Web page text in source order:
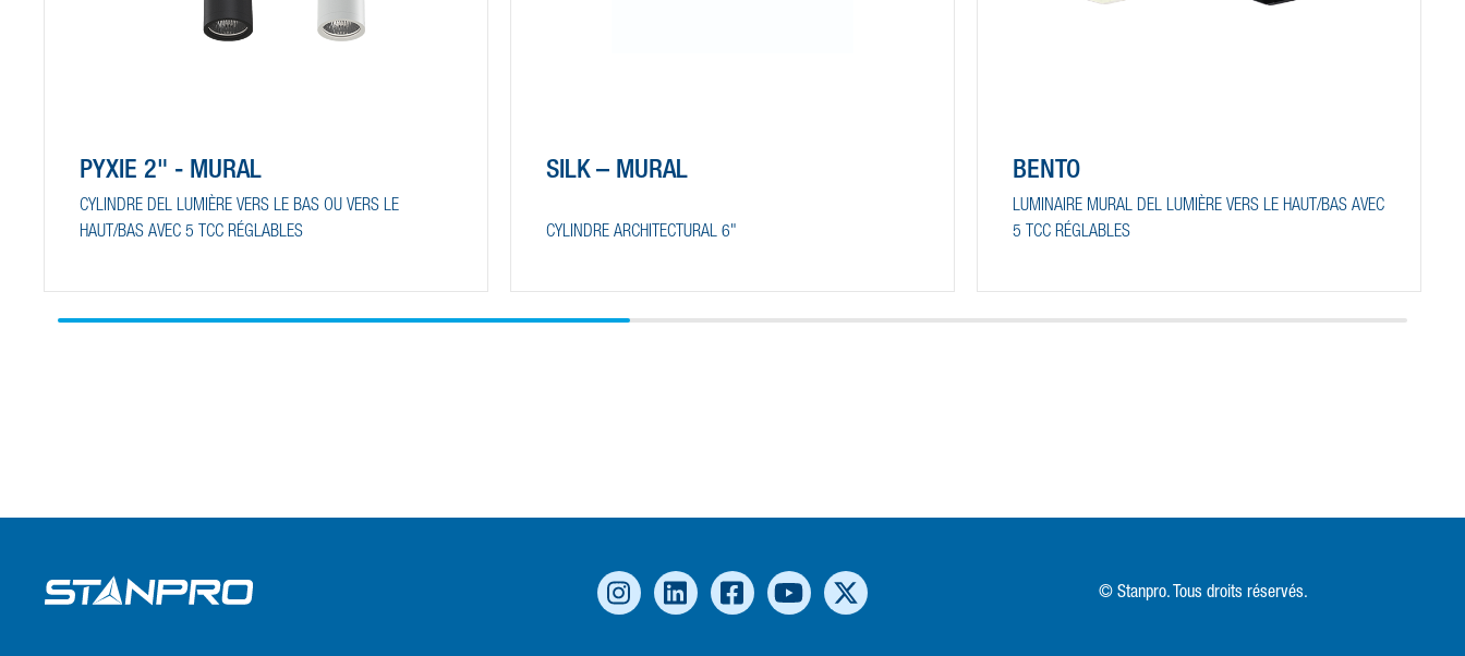
PYXIE 2" - MURAL
CYLINDRE DEL LUMIÈRE VERS LE BAS OU VERS LE
HAUT/BAS AVEC 5 TCC RÉGLABLES
SILK – MURAL
CYLINDRE ARCHITECTURAL 6"
BENTO
LUMINAIRE MURAL DEL LUMIÈRE VERS LE HAUT/BAS AVEC
5 TCC RÉGLABLES
© Stanpro. Tous droits réservés.